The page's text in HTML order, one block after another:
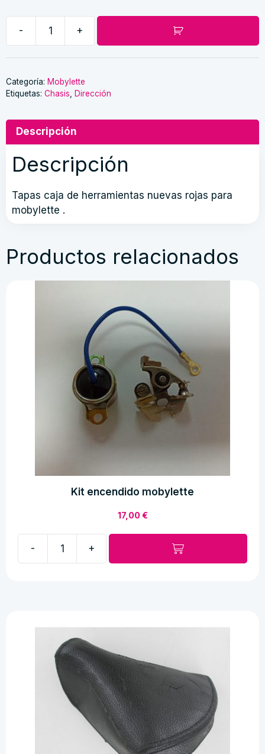
-
mobylette
+
Categoría: Mobylette
Etiquetas: Chasis Dirección
Descripción
Descripción
Tapas caja de herramientas nuevas rojas para
mobylette .
Productos relacionados
Kit encendido mobylette
17,00€
- +